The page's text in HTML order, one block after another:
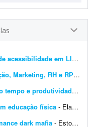
Comunicação técnica para projeto de acessibilidade em LIBRAS
Produção de cursos de Administração, Marketing, RH e RP
-
Gravar curso completo de gestão do tempo e produtividade
-
educação física - Elaboração de questões com 5 alternativas de resposta e apenas uma correta. As questões devem ser elaboradas de acordo com o programa/bibliografia. O(a) elaborador(a) d...
dark mafia - Estou em busca de uma leitora crítica (beta reader) para avaliar o manuscrito completo de um romance do subgênero dark mafia romance. Sobre o livro: - Gênero: Romance / dark rom...